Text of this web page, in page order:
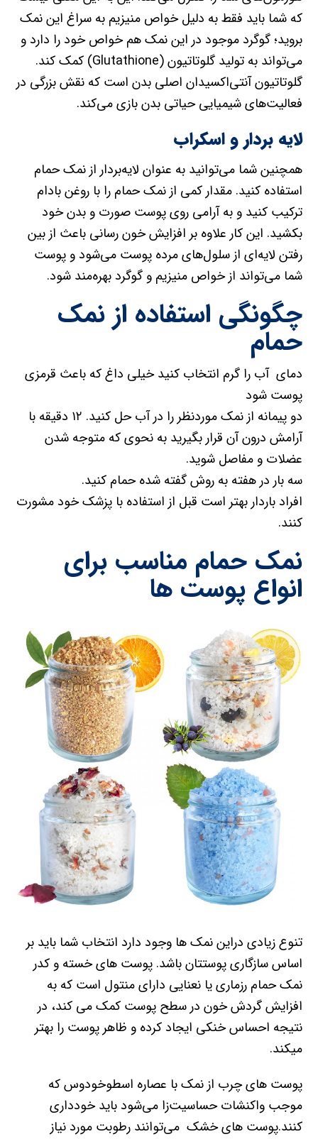
که شما باید فقط به دلیل خواص منیزیم به سراغ این نمک
بروید؛ گوگرد موجود در این نمک هم خواص خود را دارد‌ و
می‌تواند به تولید گلوتاتیون (Glutathione) کمک کند.
گلوتاتیون آنتی‌اکسیدان اصلی بدن است که نقش بزرگی در
فعالیت‌های شیمیایی حیاتی بدن بازی می‌کند.
لایه بردار و اسکراب
همچنین شما می‌توانید به عنوان لایه‌بردار از نمک حمام
استفاده کنید. مقدار کمی از نمک حمام را با روغن‌ بادام
ترکیب کنید و به آرامی روی پوست صورت و بدن خود
بکشید. این کار علاوه بر افزایش خون رسانی باعث از بین
رفتن لایه‌ای از سلول‌های مرده پوست می‌شود و پوست
شما می‌تواند از خواص منیزیم و گوگرد بهره‌مند شود.
چگونگی استفاده از نمک
حمام
دمای آب را گرم انتخاب کنید خیلی داغ که باعث قرمزی
پوست شود
دو پیمانه از نمک موردنظر را در آب حل کنید. ۱۲ دقیقه با
آرامش درون آن قرار بگیرید به نحوی که متوجه شدن
عضلات و مفاصل شوید.
سه بار در هفته به روش گفته شده حمام کنید.
افراد باردار بهتر است قبل از استفاده با پزشک خود مشورت
کنند.
نمک حمام مناسب برای
انواع پوست ها
تنوع زیادی دراین نمک ها وجود دارد انتخاب شما باید بر
اساس سازگاری پوستتان باشد. پوست های خسته و کدر
نمک حمام رزماری یا نعنایی دارای منتول است که به
افزایش گردش خون در سطح پوست کمک می کند، در
نتیجه احساس خنکی ایجاد کرده و ظاهر پوست را بهتر
میکند.
پوست های چرب از نمک با عصاره اسطوخودوس که
موجب واکنشات حساسیت‌زا می‌شود باید خودداری
کنند.پوست های خشک می‌توانند رطوبت مورد نیاز